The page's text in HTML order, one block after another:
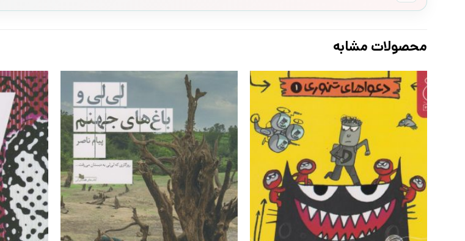
محصولات مشابه